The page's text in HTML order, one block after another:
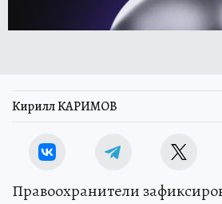
Кирилл КАРИМОВ
Правоохранители